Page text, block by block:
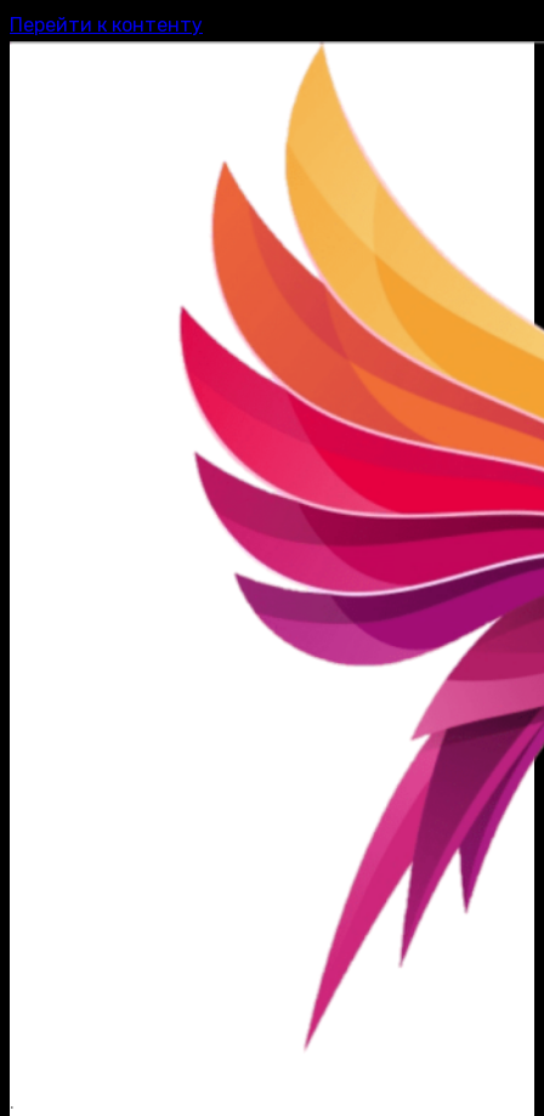
Перейти к контенту
.